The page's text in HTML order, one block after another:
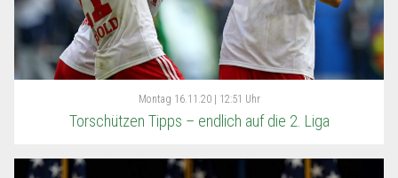
Montag 16.11.20 | 12:51 Uhr
Torschützen Tipps – endlich auf die 2. Liga